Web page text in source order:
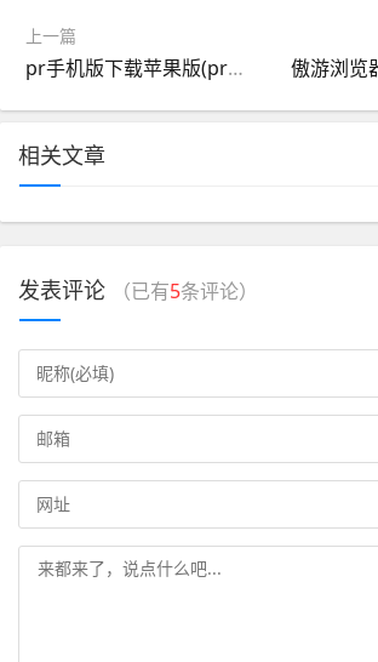
上一篇
pr手机版下载苹果版(premiere苹果手机版)
相关文章
发表评论 （已有5条评论）